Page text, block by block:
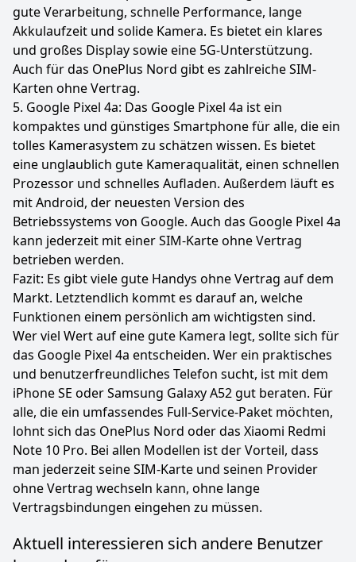
gute Verarbeitung, schnelle Performance, lange
Akkulaufzeit und solide Kamera. Es bietet ein klares
und großes Display sowie eine 5G-Unterstützung.
Auch für das OnePlus Nord gibt es zahlreiche SIM-
Karten ohne Vertrag.
5. Google Pixel 4a: Das Google Pixel 4a ist ein
kompaktes und günstiges Smartphone für alle, die ein
tolles Kamerasystem zu schätzen wissen. Es bietet
eine unglaublich gute Kameraqualität, einen schnellen
Prozessor und schnelles Aufladen. Außerdem läuft es
mit Android, der neuesten Version des
Betriebssystems von Google. Auch das Google Pixel 4a
kann jederzeit mit einer SIM-Karte ohne Vertrag
betrieben werden.
Fazit: Es gibt viele gute Handys ohne Vertrag auf dem
Markt. Letztendlich kommt es darauf an, welche
Funktionen einem persönlich am wichtigsten sind.
Wer viel Wert auf eine gute Kamera legt, sollte sich für
das Google Pixel 4a entscheiden. Wer ein praktisches
und benutzerfreundliches Telefon sucht, ist mit dem
iPhone SE oder Samsung Galaxy A52 gut beraten. Für
alle, die ein umfassendes Full-Service-Paket möchten,
lohnt sich das OnePlus Nord oder das Xiaomi Redmi
Note 10 Pro. Bei allen Modellen ist der Vorteil, dass
man jederzeit seine SIM-Karte und seinen Provider
ohne Vertrag wechseln kann, ohne lange
Vertragsbindungen eingehen zu müssen.
Aktuell interessieren sich andere Benutzer